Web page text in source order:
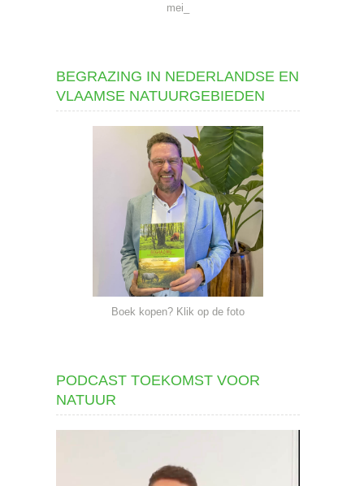
mei_
BEGRAZING IN NEDERLANDSE EN
VLAAMSE NATUURGEBIEDEN
Boek kopen? Klik op de foto
PODCAST TOEKOMST VOOR
NATUUR